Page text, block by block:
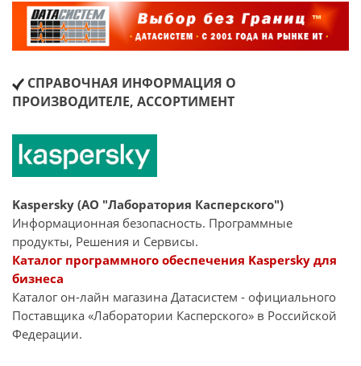
СПРАВОЧНАЯ ИНФОРМАЦИЯ О
ПРОИЗВОДИТЕЛЕ, АССОРТИМЕНТ
Kaspersky (АО "Лаборатория Касперского")
Информационная безопасность. Программные
продукты, Решения и Сервисы.
Каталог программного обеспечения Kaspersky для
бизнеса
Каталог он-лайн магазина Датасиcтем - официального
Поставщика «Лаборатории Касперского» в Российской
Федерации.